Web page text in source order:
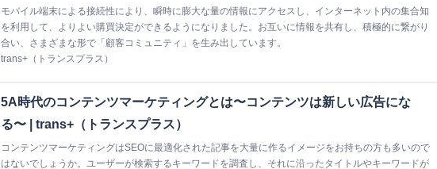
モバイル端末による接続性により、瞬時に膨大な量の情報にアクセスし、インターネット内の集合知
を利用して、よりよい購買決定ができるようになりました。お互いに情報を共有し、積極的に繋がり
合い、さまざまな形で「顧客コミュニティ」を生み出しています。
trans+（トランスプラス）
5A時代のコンテンツマーケティングとは〜コンテンツは新しい広告にな
る〜 | trans+（トランスプラス）
コンテンツマーケティングはSEOに最適化された記事を大量に作るイメージをお持ちの方も多いので
はないでしょうか。ユーザーが検索するキーワードを調査し、それに沿ったタイトルやキーワードが